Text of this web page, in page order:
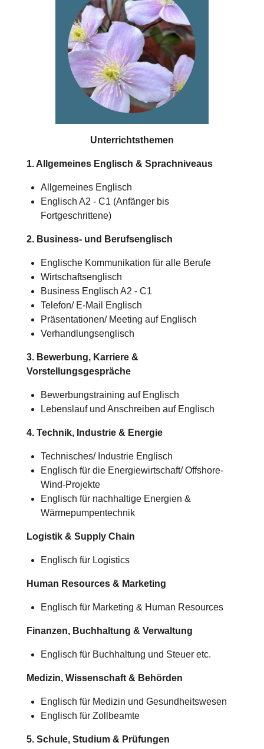
Unterrichtsthemen
1. Allgemeines Englisch & Sprachniveaus
Allgemeines Englisch
Englisch A2 - C1 (Anfänger bis
Fortgeschrittene)
2. Business- und Berufsenglisch
Englische Kommunikation für alle Berufe
Wirtschaftsenglisch
Business Englisch A2 - C1
Telefon/ E-Mail Englisch
Präsentationen/ Meeting auf Englisch
Verhandlungsenglisch
3. Bewerbung, Karriere &
Vorstellungsgespräche
Bewerbungstraining auf Englisch
Lebenslauf und Anschreiben auf Englisch
4. Technik, Industrie & Energie
Technisches/ Industrie Englisch
Englisch für die Energiewirtschaft/ Offshore-
Wind-Projekte
Englisch für nachhaltige Energien &
Wärmepumpentechnik
Logistik & Supply Chain
Englisch für Logistics
Human Resources & Marketing
Englisch für Marketing & Human Resources
Finanzen, Buchhaltung & Verwaltung
Englisch für Buchhaltung und Steuer etc.
Medizin, Wissenschaft & Behörden
Englisch für Medizin und Gesundheitswesen
Englisch für Zollbeamte
5. Schule, Studium & Prüfungen